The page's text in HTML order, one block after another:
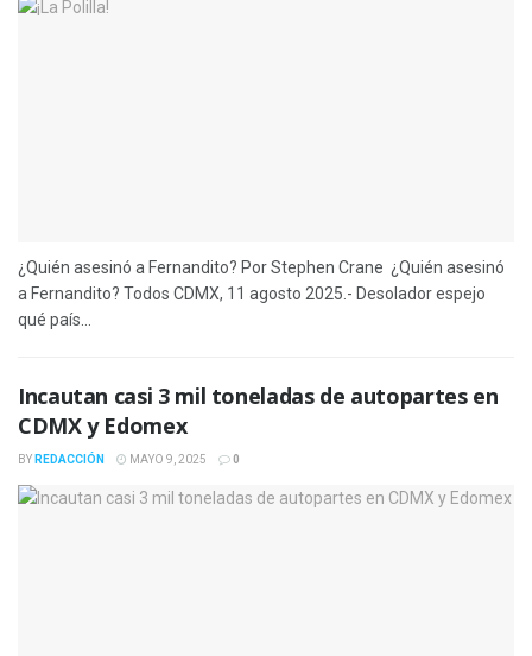
¿Quién asesinó a Fernandito? Por Stephen Crane ¿Quién asesinó
a Fernandito? Todos CDMX, 11 agosto 2025.- Desolador espejo
qué país...
Incautan casi 3 mil toneladas de autopartes en
CDMX y Edomex
BY REDACCIÓN MAYO 9, 2025 0